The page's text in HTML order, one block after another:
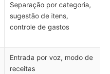
Separação por categoria,
sugestão de itens,
controle de gastos
Entrada por voz, modo de
receitas